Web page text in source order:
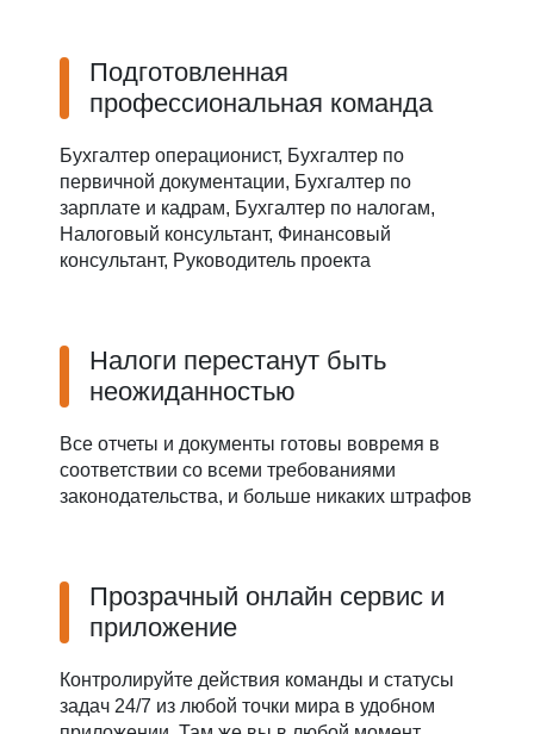
Подготовленная
профессиональная команда
Бухгалтер операционист, Бухгалтер по
первичной документации, Бухгалтер по
зарплате и кадрам, Бухгалтер по налогам,
Налоговый консультант, Финансовый
консультант, Руководитель проекта
Налоги перестанут быть
неожиданностью
Все отчеты и документы готовы вовремя в
соответствии со всеми требованиями
законодательства, и больше никаких штрафов
Прозрачный онлайн сервис и
приложение
Контролируйте действия команды и статусы
задач 24/7 из любой точки мира в удобном